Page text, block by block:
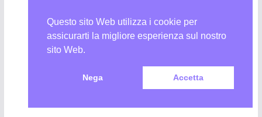
Questo sito Web utilizza i cookie per
assicurarti la migliore esperienza sul nostro
sito Web.
Nega Accetta